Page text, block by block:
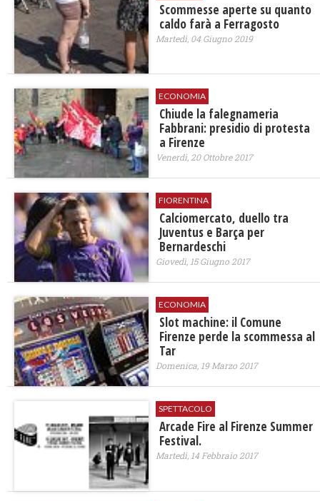
Scommesse aperte su quanto
caldo farà a Ferragosto
Martedì, 04 Giugno 2019
ECONOMIA
Chiude la falegnameria
Fabbrani: presidio di protesta
a Firenze
Venerdì, 20 Ottobre 2017
FIORENTINA
​Calciomercato, duello tra
Juventus e Barça per
Bernardeschi
Giovedì, 15 Giugno 2017
ECONOMIA
Slot machine: il Comune
Firenze perde la scommessa al
Tar
Domenica, 19 Marzo 2017
SPETTACOLO
Arcade Fire al Firenze Summer
Festival.
Martedì, 14 Febbraio 2017